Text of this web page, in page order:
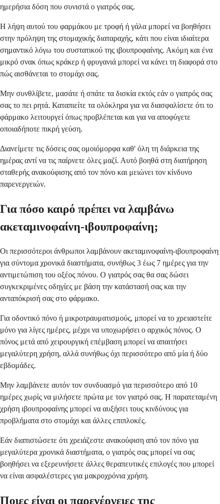
ημερήσια δόση που συνιστά ο γιατρός σας.
Η λήψη αυτού του φαρμάκου με τροφή ή γάλα μπορεί να βοηθήσει
στην πρόληψη της στομαχικής διαταραχής, κάτι που είναι ιδιαίτερα
σημαντικό λόγω του συστατικού της ιβουπροφαίνης. Ακόμη και ένα
μικρό σνακ όπως κράκερ ή φρυγανιά μπορεί να κάνει τη διαφορά στο
πώς αισθάνεται το στομάχι σας.
Μην συνθλίβετε, μασάτε ή σπάτε τα δισκία εκτός εάν ο γιατρός σας
σας το πει ρητά. Καταπιείτε τα ολόκληρα για να διασφαλίσετε ότι το
φάρμακο λειτουργεί όπως προβλέπεται και για να αποφύγετε
οποιαδήποτε πικρή γεύση.
Διανείμετε τις δόσεις σας ομοιόμορφα καθ' όλη τη διάρκεια της
ημέρας αντί να τις παίρνετε όλες μαζί. Αυτό βοηθά στη διατήρηση
σταθερής ανακούφισης από τον πόνο και μειώνει τον κίνδυνο
παρενεργειών.
Για πόσο καιρό πρέπει να λαμβάνω
ακεταμινοφαίνη-ιβουπροφαίνη;
Οι περισσότεροι άνθρωποι λαμβάνουν ακεταμινοφαίνη-ιβουπροφαίνη
για σύντομα χρονικά διαστήματα, συνήθως 3 έως 7 ημέρες για την
αντιμετώπιση του οξέος πόνου. Ο γιατρός σας θα σας δώσει
συγκεκριμένες οδηγίες με βάση την κατάστασή σας και την
ανταπόκρισή σας στο φάρμακο.
Για οδοντικό πόνο ή μικροτραυματισμούς, μπορεί να το χρειαστείτε
μόνο για λίγες ημέρες, μέχρι να υποχωρήσει ο αρχικός πόνος. Ο
πόνος μετά από χειρουργική επέμβαση μπορεί να απαιτήσει
μεγαλύτερη χρήση, αλλά συνήθως όχι περισσότερο από μία ή δύο
εβδομάδες.
Μην λαμβάνετε αυτόν τον συνδυασμό για περισσότερο από 10
ημέρες χωρίς να μιλήσετε πρώτα με τον γιατρό σας. Η παρατεταμένη
χρήση ιβουπροφαίνης μπορεί να αυξήσει τους κινδύνους για
προβλήματα στο στομάχι και άλλες επιπλοκές.
Εάν διαπιστώσετε ότι χρειάζεστε ανακούφιση από τον πόνο για
μεγαλύτερα χρονικά διαστήματα, ο γιατρός σας μπορεί να σας
βοηθήσει να εξερευνήσετε άλλες θεραπευτικές επιλογές που μπορεί
να είναι ασφαλέστερες για μακροχρόνια χρήση.
Ποιες είναι οι παρενέργειες της